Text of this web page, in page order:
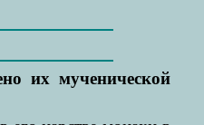
их мученической